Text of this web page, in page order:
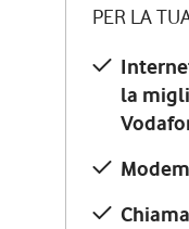
PER LA
la